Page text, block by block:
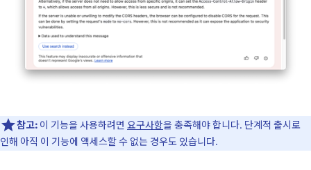
참고: 이 기능을 사용하려면 요구사항을 충족해야 합니다. 단계적 출시로
인해 아직 이 기능에 액세스할 수 없는 경우도 있습니다.